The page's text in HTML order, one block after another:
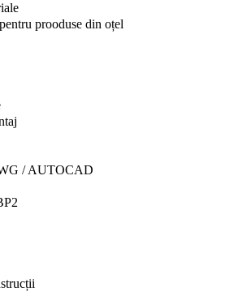
prooduse din oțel
/ AUTOCAD